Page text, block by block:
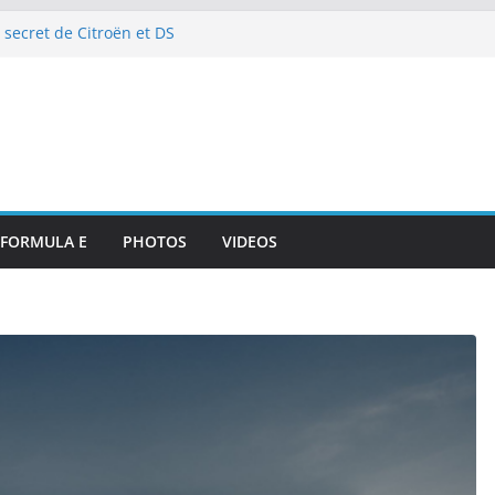
de Citroën et DS
pour DS PENSKE malgré
les projecteurs
et intégration de
à l’E-Prix de Tokyo
spectaculaires
FORMULA E PHOTOS VIDEOS